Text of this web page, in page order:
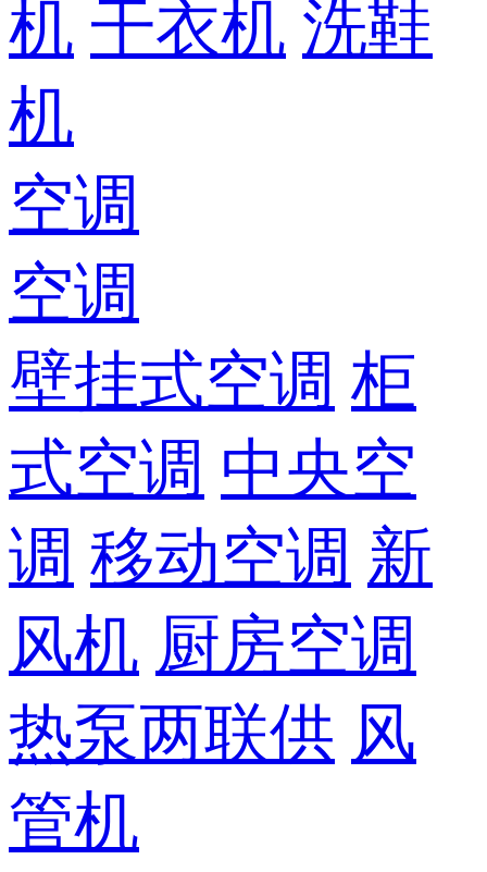
机 干衣机 洗鞋
机
空调
空调
壁挂式空调 柜
式空调 中央空
调 移动空调 新
风机 厨房空调
热泵两联供 风
管机